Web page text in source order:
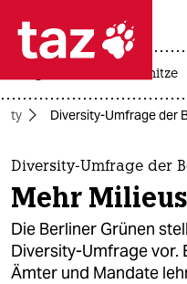
 taz
taz
themen
politik
öko
hitze
Diversity-Umfrage der
Diversity-Umfrage der
Mehr
Die Berliner Grünen
Diversity-Umfrage vor.
Ämter und Mandate